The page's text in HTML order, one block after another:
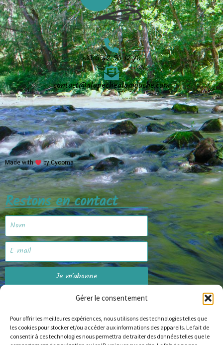
Gérer le consentement
Pour offrir les meilleures expériences, nous utilisons des technologies telles que
les cookies pour stocker et/ou accéder aux informations des appareils. Le fait de
consentir à ces technologies nous permettra de traiter des données telles que le
+33 6 42 56 12 76
contact@alapechealamouche.com
Made with by Cycoma
Restons en contact
Je m'abonne
Site web